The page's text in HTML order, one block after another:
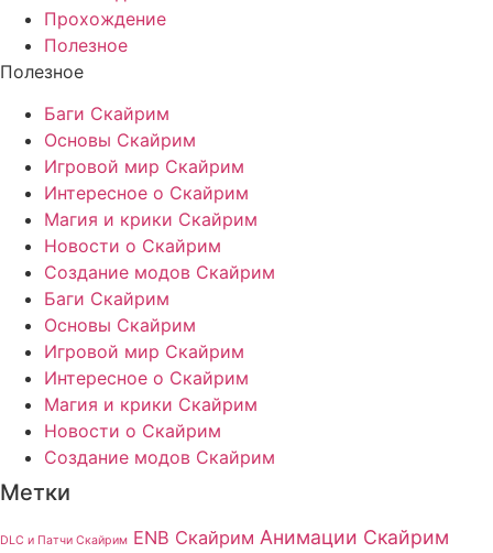
Прохождение
Полезное
Полезное
Баги Скайрим
Основы Скайрим
Игровой мир Скайрим
Интересное о Скайрим
Магия и крики Скайрим
Новости о Скайрим
Создание модов Скайрим
Баги Скайрим
Основы Скайрим
Игровой мир Скайрим
Интересное о Скайрим
Магия и крики Скайрим
Новости о Скайрим
Создание модов Скайрим
Метки
DLC и Патчи Скайрим ENB Скайрим Анимации Скайрим